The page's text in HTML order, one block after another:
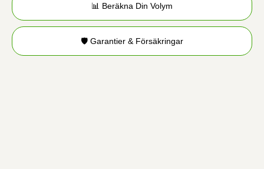
📊 Beräkna Din Volym
🛡️ Garantier & Försäkringar